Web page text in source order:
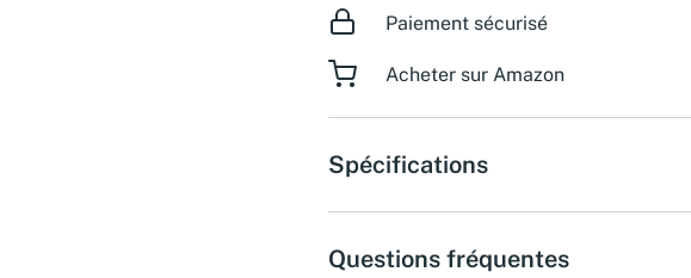
Paiement sécurisé
Acheter sur Amazon
Spécifications
Questions fréquentes